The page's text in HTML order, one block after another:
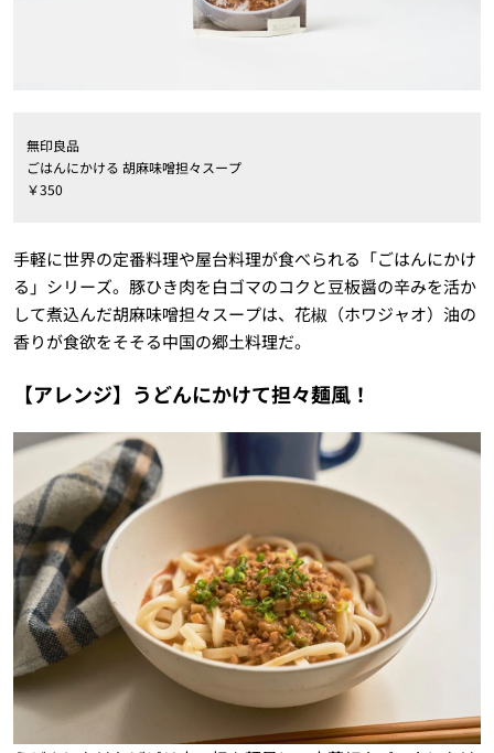
無印良品
ごはんにかける 胡麻味噌担々スープ
￥350
手軽に世界の定番料理や屋台料理が食べられる「ごはんにかけ
る」シリーズ。豚ひき肉を白ゴマのコクと豆板醤の辛みを活か
して煮込んだ胡麻味噌担々スープは、花椒（ホワジャオ）油の
香りが食欲をそそる中国の郷土料理だ。
【アレンジ】うどんにかけて担々麺風！